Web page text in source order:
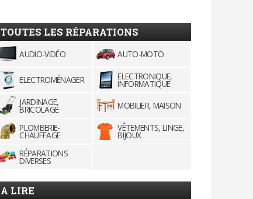
TOUTES LES RÉPARATIONS
AUDIO-VIDÉO AUTO-MOTO
ELECTROMÉNAGER ELECTRONIQUE,
INFORMATIQUE
JARDINAGE,
BRICOLAGE
MOBILIER, MAISON
PLOMBERIE-
CHAUFFAGE
VÊTEMENTS, LINGE,
BIJOUX
RÉPARATIONS
DIVERSES
A LIRE